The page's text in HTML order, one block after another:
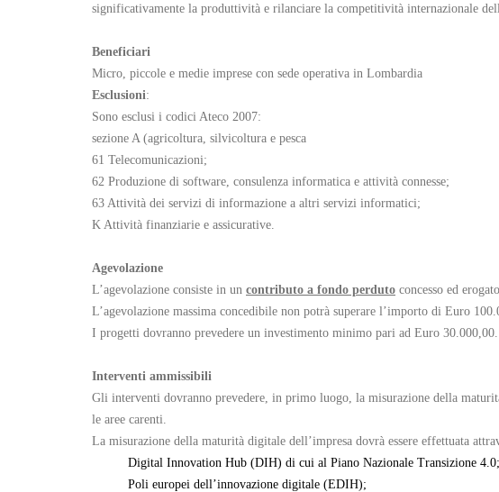
significativamente la produttività e rilanciare la competitività internazionale
Beneficiari
Micro, piccole e medie imprese con sede operativa in Lombardia
Esclusioni:
Sono esclusi i codici Ateco 2007:
sezione A (agricoltura, silvicoltura e pesca
61 Telecomunicazioni;
62 Produzione di software, consulenza informatica e attività connesse;
63 Attività dei servizi di informazione a altri servizi informatici;
K Attività finanziarie e assicurative.
Agevolazione
L’agevolazione consiste in un contributo a fondo perduto concesso ed
L’agevolazione massima concedibile non potrà superare l’importo di Euro
I progetti dovranno prevedere un investimento minimo pari ad Euro 30.000,00.
Interventi ammissibili
Gli interventi dovranno prevedere, in primo luogo, la misurazione della
le aree carenti.
La misurazione della maturità digitale dell’impresa dovrà essere effettuata
Digital Innovation Hub (DIH) di cui al Piano Nazionale Transizione 4.0;
Poli europei dell’innovazione digitale (EDIH);